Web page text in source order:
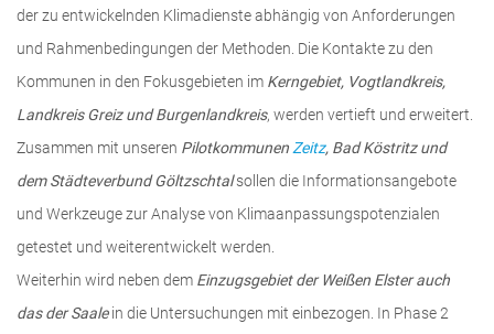
der zu entwickelnden Klimadienste abhängig von Anforderungen
und Rahmenbedingungen der Methoden. Die Kontakte zu den
Kommunen in den Fokusgebieten im Kerngebiet, Vogtlandkreis,
Landkreis Greiz und Burgenlandkreis, werden vertieft und erweitert.
Zusammen mit unseren Pilotkommunen Zeitz, Bad Köstritz und
dem Städteverbund Göltzschtalsollen die Informationsangebote
und Werkzeuge zur Analyse von Klimaanpassungspotenzialen
getestet und weiterentwickelt werden.
Weiterhin wird neben dem Einzugsgebiet der Weißen Elster auch
das der Saalein die Untersuchungen mit einbezogen. In Phase 2